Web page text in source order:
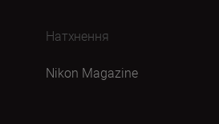
Натхнення
Nikon Magazine